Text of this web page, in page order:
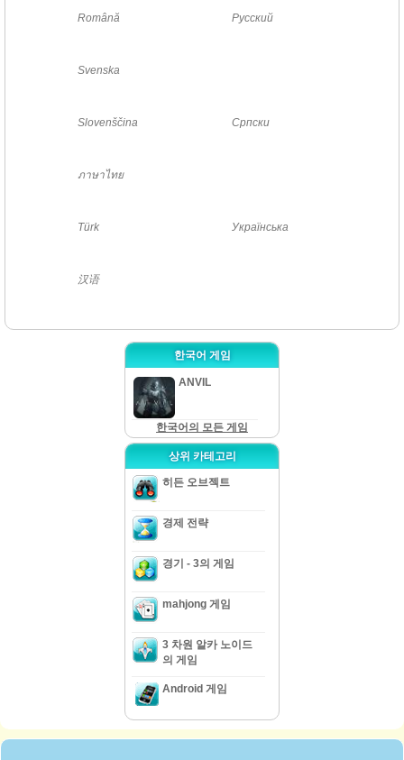
Română Русский
Svenska
Slovenščina Српски
ภาษาไทย
Türk Українська
汉语
한국어 게임
ANVIL
한국어의 모든 게임
상위 카테고리
히든 오브젝트
경제 전략
경기 - 3의 게임
mahjong 게임
3 차원 알카 노이드
의 게임
Android 게임